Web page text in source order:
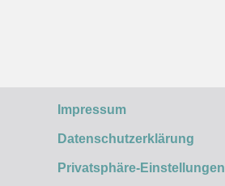
Impressum
Datenschutzerklärung
Privatsphäre-Einstellungen